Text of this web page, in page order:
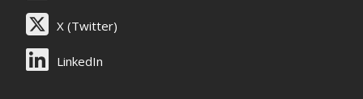
X (Twitter)
LinkedIn